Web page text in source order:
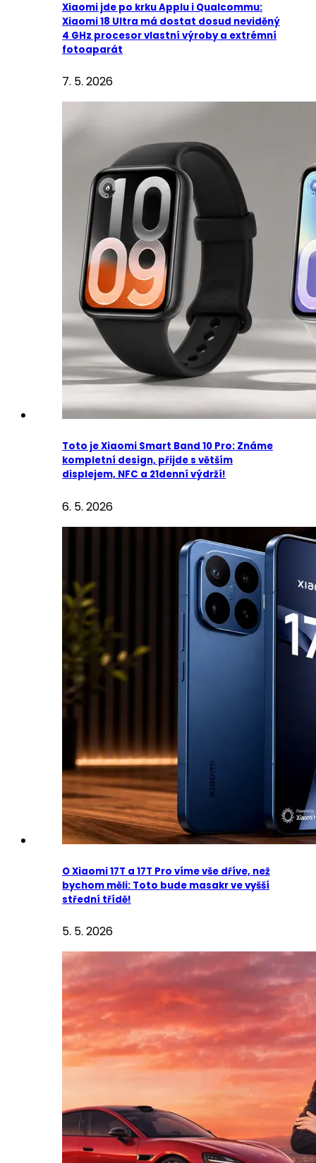
Xiaomi jde po krku Applu i Qualcommu:
Xiaomi 18 Ultra má dostat dosud neviděný
4 GHz procesor vlastní výroby a extrémní
fotoaparát
7. 5. 2026
Toto je Xiaomi Smart Band 10 Pro: Známe
kompletní design, přijde s větším
displejem, NFC a 21denní výdrží!
6. 5. 2026
O Xiaomi 17T a 17T Pro víme vše dříve, než
bychom měli: Toto bude masakr ve vyšší
střední třídě!
5. 5. 2026